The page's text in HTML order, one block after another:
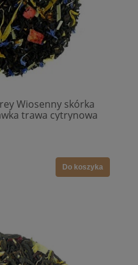
Wiosenny skórka
trawa cytrynowa
Do koszyka